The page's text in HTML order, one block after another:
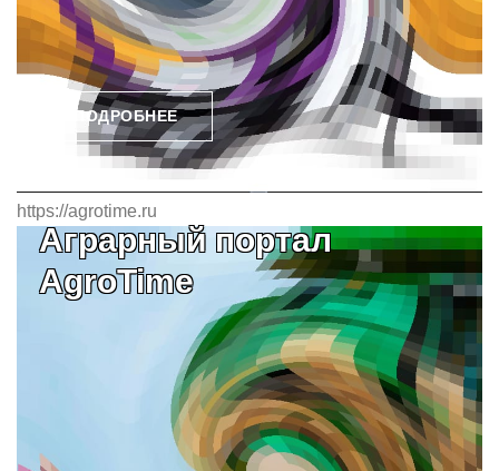
ПОДРОБНЕЕ
https://agrotime.ru
Аграрный портал
AgroTime